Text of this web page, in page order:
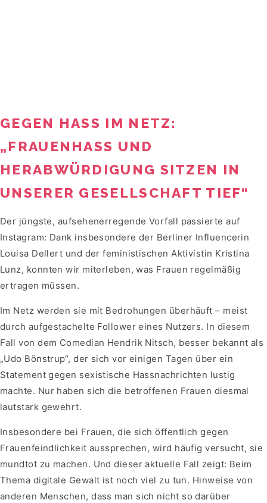
GEGEN HASS IM NETZ:
„FRAUENHASS UND
HERABWÜRDIGUNG SITZEN IN
UNSERER GESELLSCHAFT TIEF“
Der jüngste, aufsehenerregende Vorfall passierte auf
Instagram: Dank insbesondere der Berliner Influencerin
Louisa Dellert und der feministischen Aktivistin Kristina
Lunz, konnten wir miterleben, was Frauen regelmäßig
ertragen müssen.
Im Netz werden sie mit Bedrohungen überhäuft – meist
durch aufgestachelte Follower eines Nutzers. In diesem
Fall von dem Comedian Hendrik Nitsch, besser bekannt als
„Udo Bönstrup“, der sich vor einigen Tagen über ein
Statement gegen sexistische Hassnachrichten lustig
machte. Nur haben sich die betroffenen Frauen diesmal
lautstark gewehrt.
Insbesondere bei Frauen, die sich öffentlich gegen
Frauenfeindlichkeit aussprechen, wird häufig versucht, sie
mundtot zu machen. Und dieser aktuelle Fall zeigt: Beim
Thema digitale Gewalt ist noch viel zu tun. Hinweise von
anderen Menschen, dass man sich nicht so darüber